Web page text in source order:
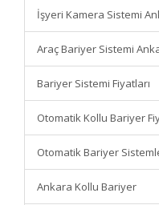
İşyeri Kamera Sistemi
Araç Bariyer Sistemi
Bariyer Sistemi Fiyatları
Otomatik Kollu Bariyer
Otomatik Bariyer
Ankara Kollu Bariyer